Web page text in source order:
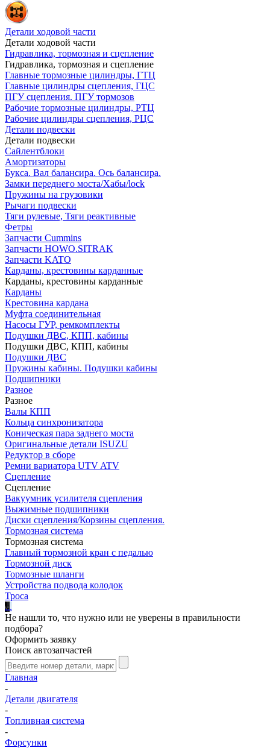
Детали ходовой части
Детали ходовой части
Гидравлика, тормозная и сцепление
Гидравлика, тормозная и сцепление
Главные тормозные цилиндры, ГТЦ
Главные цилиндры сцепления, ГЦС
ПГУ сцепления. ПГУ тормозов
Рабочие тормозные цилиндры, РТЦ
Рабочие цилиндры сцепления, РЦС
Детали подвески
Детали подвески
Cайлентблоки
Амортизаторы
Букса. Вал балансира. Ось балансира.
Замки переднего моста/Хабы/lock
Пружины на грузовики
Рычаги подвески
Тяги рулевые, Тяги реактивные
Фетры
Запчасти Cummins
Запчасти HOWO.SITRAK
Запчасти KATO
Карданы, крестовины карданные
Карданы, крестовины карданные
Карданы
Крестовина кардана
Муфта соединительная
Насосы ГУР, ремкомплекты
Подушки ДВС, КПП, кабины
Подушки ДВС, КПП, кабины
Подушки ДВС
Пружины кабины. Подушки кабины
Подшипники
Разное
Разное
Валы КПП
Кольца синхронизатора
Коническая пара заднего моста
Оригинальные детали ISUZU
Редуктор в сборе
Ремни вариатора UTV ATV
Сцепление
Сцепление
Вакуумник усилителя сцепления
Выжимные подшипники
Диски сцепления/Корзины сцепления.
Тормозная система
Тормозная система
Главный тормозной кран с педалью
Тормозной диск
Тормозные шланги
Устройства подвода колодок
Троса
...
Не нашли то, что нужно или не уверены в правильности
подбора?
Оформить заявку
Поиск автозапчастей
Главная
-
Детали двигателя
-
Топливная система
-
Форсунки